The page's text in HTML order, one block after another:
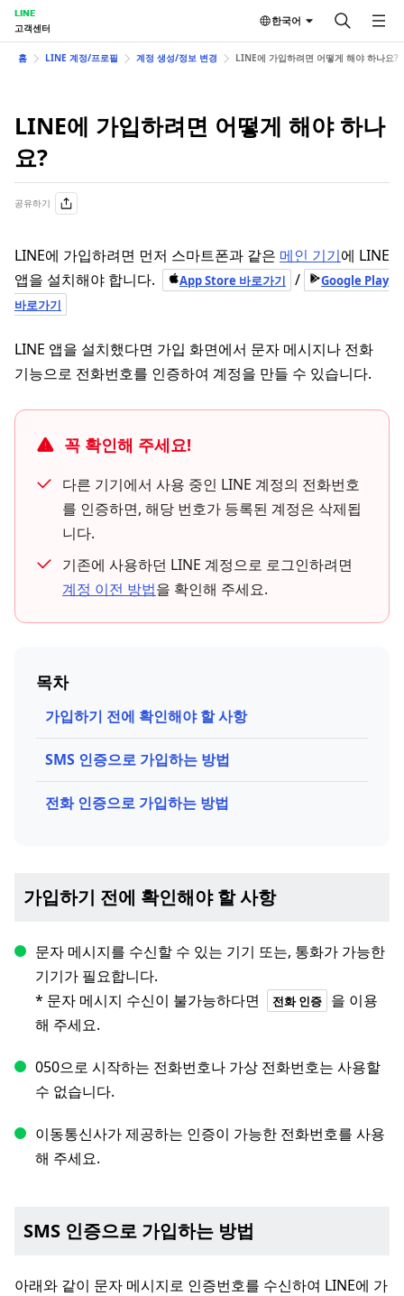
LINE
고객센터
한국어
홈 LINE 계정/프로필 계정 생성/정보 변경 LINE에 가입하려면 어떻게 해야 하나요?
LINE에 가입하려면 어떻게 해야 하나
요?
공유하기
LINE에 가입하려면 먼저 스마트폰과 같은 메인 기기에 LINE
앱을 설치해야 합니다.
App Store 바로가기 /
Google Play
바로가기
LINE 앱을 설치했다면 가입 화면에서 문자 메시지나 전화
기능으로 전화번호를 인증하여 계정을 만들 수 있습니다.
꼭 확인해 주세요!
다른 기기에서 사용 중인 LINE 계정의 전화번호
를 인증하면, 해당 번호가 등록된 계정은 삭제됩
니다.
기존에 사용하던 LINE 계정으로 로그인하려면
계정 이전 방법을 확인해 주세요.
목차
가입하기 전에 확인해야 할 사항
SMS 인증으로 가입하는 방법
전화 인증으로 가입하는 방법
가입하기 전에 확인해야 할 사항
문자 메시지를 수신할 수 있는 기기 또는, 통화가 가능한
기기가 필요합니다.
* 문자 메시지 수신이 불가능하다면
전화 인증
을 이용
해 주세요.
050으로 시작하는 전화번호나 가상 전화번호는 사용할
수 없습니다.
이동통신사가 제공하는 인증이 가능한 전화번호를 사용
해 주세요.
SMS 인증으로 가입하는 방법
아래와 같이 문자 메시지로 인증번호를 수신하여 LINE에 가